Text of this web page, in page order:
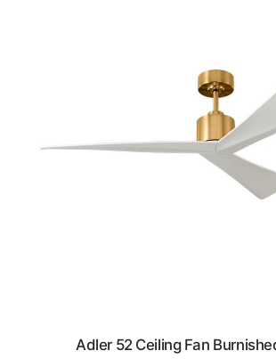
Adler 52 Ceiling Fan